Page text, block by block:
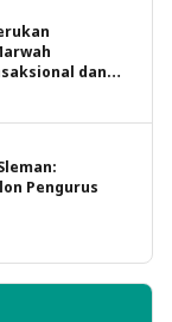
dan
Pengurus